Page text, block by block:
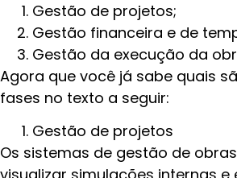
Gestão de projetos;
Gestão financeira e de
Gestão da execução da
Agora que você já sabe quais
fases no texto a seguir:
Gestão de projetos
Os sistemas de gestão de